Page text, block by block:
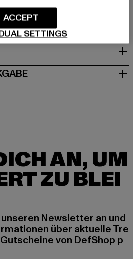
AN, UM
ZU BLEI
Newsletter an und
über aktuelle Tre
von DefShop p
SETTINGS
ACCEPT